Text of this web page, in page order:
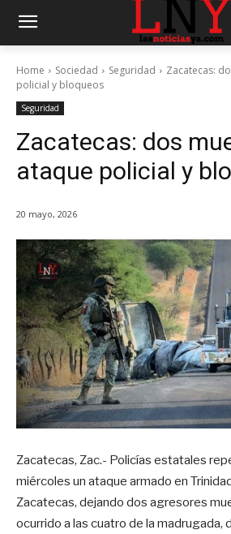
Home Sociedad Seguridad
Zacatecas:
policial y bloqueos
Seguridad
Zacatecas: dos
ataque policial y
20 mayo, 2026
Zacatecas, Zac.- Policías estatales
miércoles un ataque armado en
Zacatecas, dejando dos agresores
ocurrido a las cuatro de la madrugada,